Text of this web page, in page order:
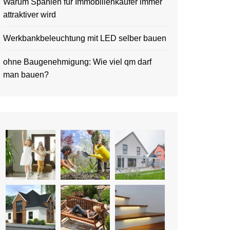
Warum Spanien für Immobilienkäufer immer
attraktiver wird
Werkbankbeleuchtung mit LED selber bauen
ohne Baugenehmigung: Wie viel qm darf
man bauen?